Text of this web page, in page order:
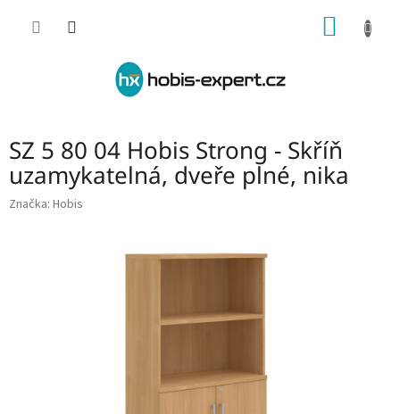
SZ 5 80 04 Hobis Strong - Skříň
uzamykatelná, dveře plné, nika
Značka: Hobis